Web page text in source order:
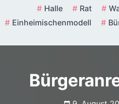
to
Halle Rat
Einheimischenmodell